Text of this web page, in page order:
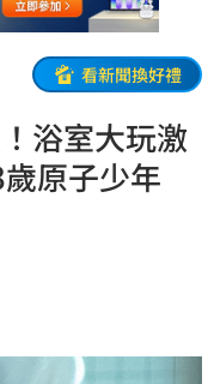
看新聞換好禮
浴室大玩激
原子少年